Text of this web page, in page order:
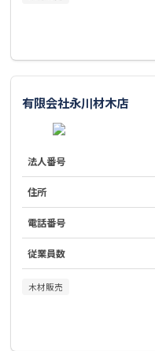
有限会社永川材木店
法人番号
住所
電話番号
従業員数
木材販売